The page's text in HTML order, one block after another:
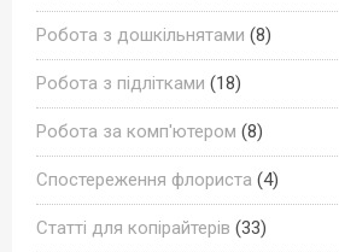
Робота з дошкільнятами (8)
Робота з підлітками (18)
Робота за комп'ютером (8)
Спостереження флориста (4)
Статті для копірайтерів (33)